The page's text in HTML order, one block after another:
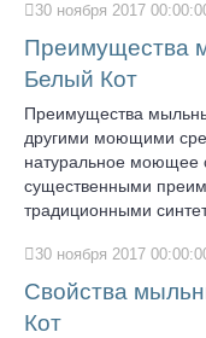
30 ноября 2017
Преимущества
Белый Кот
Преимущества
другими моющими
натуральное моющее
существенными
традиционными
30 ноября 2017
Свойства
Кот